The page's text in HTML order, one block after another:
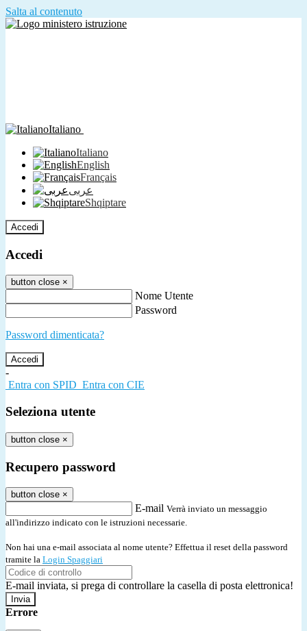
Salta al contenuto
Italiano
Italiano
English
Français
عربى
Shqiptare
Accedi
Accedi
button close ×
Nome Utente
Password
Password dimenticata?
-
Entra con SPID Entra con CIE
Seleziona utente
button close ×
Recupero password
button close ×
E-mail Verrà inviato un messaggio
all'indirizzo indicato con le istruzioni necessarie.
Non hai una e-mail associata al nome utente? Effettua il reset della password
tramite la Login Spaggiari
E-mail inviata, si prega di controllare la casella di posta elettronica!
Errore